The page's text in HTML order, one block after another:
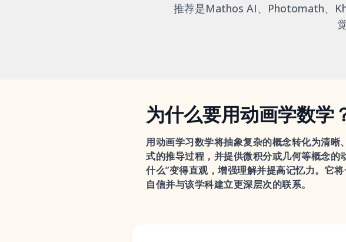
推荐是Mathos AI、Photomath、
为什么要用动画学数学
用动画学习数学将抽象复杂的概念转化为清
式的推导过程，并提供微积分或几何等概念
什么”变得直观，增强理解并提高记忆力。它
自信并与该学科建立更深层次的联系。